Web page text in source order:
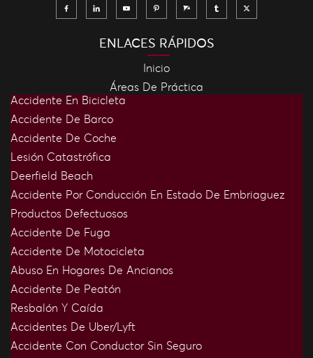
ENLACES RÁPIDOS
Inicio
Áreas De Práctica
Accidente En Bicicleta
Accidente De Barco
Accidente De Coche
Lesión Catastrófica
Deerfield Beach
Accidente Por Conducción En Estado De Embriaguez
Productos Defectuosos
Accidente De Fuga
Accidente De Motocicleta
Abuso En Hogares De Ancianos
Accidente De Peatón
Resbalón Y Caída
Accidentes De Uber/Lyft
Accidente Con Conductor Sin Seguro